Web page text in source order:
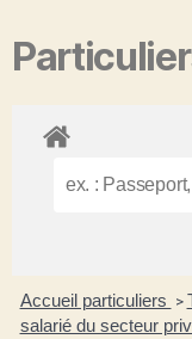
Accueil particuliers >
salarié du secteur